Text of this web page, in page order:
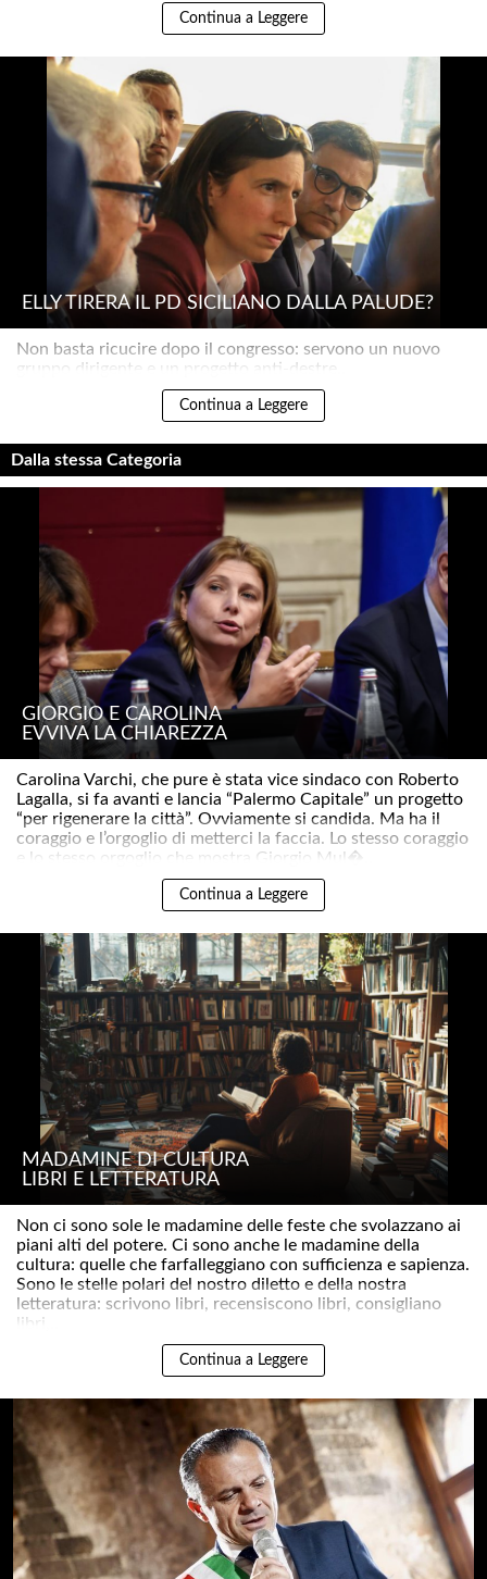
Continua a Leggere
ELLY TIRERÀ IL PD SICILIANO DALLA PALUDE?
Non basta ricucire dopo il congresso: servono un nuovo
gruppo dirigente e un progetto anti-destre..
Continua a Leggere
Dalla stessa Categoria
GIORGIO E CAROLINA
EVVIVA LA CHIAREZZA
Carolina Varchi, che pure è stata vice sindaco con Roberto
Lagalla, si fa avanti e lancia “Palermo Capitale” un progetto
“per rigenerare la città”. Ovviamente si candida. Ma ha il
coraggio e l’orgoglio di metterci la faccia. Lo stesso coraggio
e lo stesso orgoglio che mostra Giorgio Mul�..
Continua a Leggere
MADAMINE DI CULTURA
LIBRI E LETTERATURA
Non ci sono sole le madamine delle feste che svolazzano ai
piani alti del potere. Ci sono anche le madamine della
cultura: quelle che farfalleggiano con sufficienza e sapienza.
Sono le stelle polari del nostro diletto e della nostra
letteratura: scrivono libri, recensiscono libri, consigliano
libri,..
Continua a Leggere